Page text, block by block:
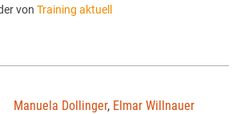
von Training aktuell
Manuela Dollinger, Elmar Willnauer